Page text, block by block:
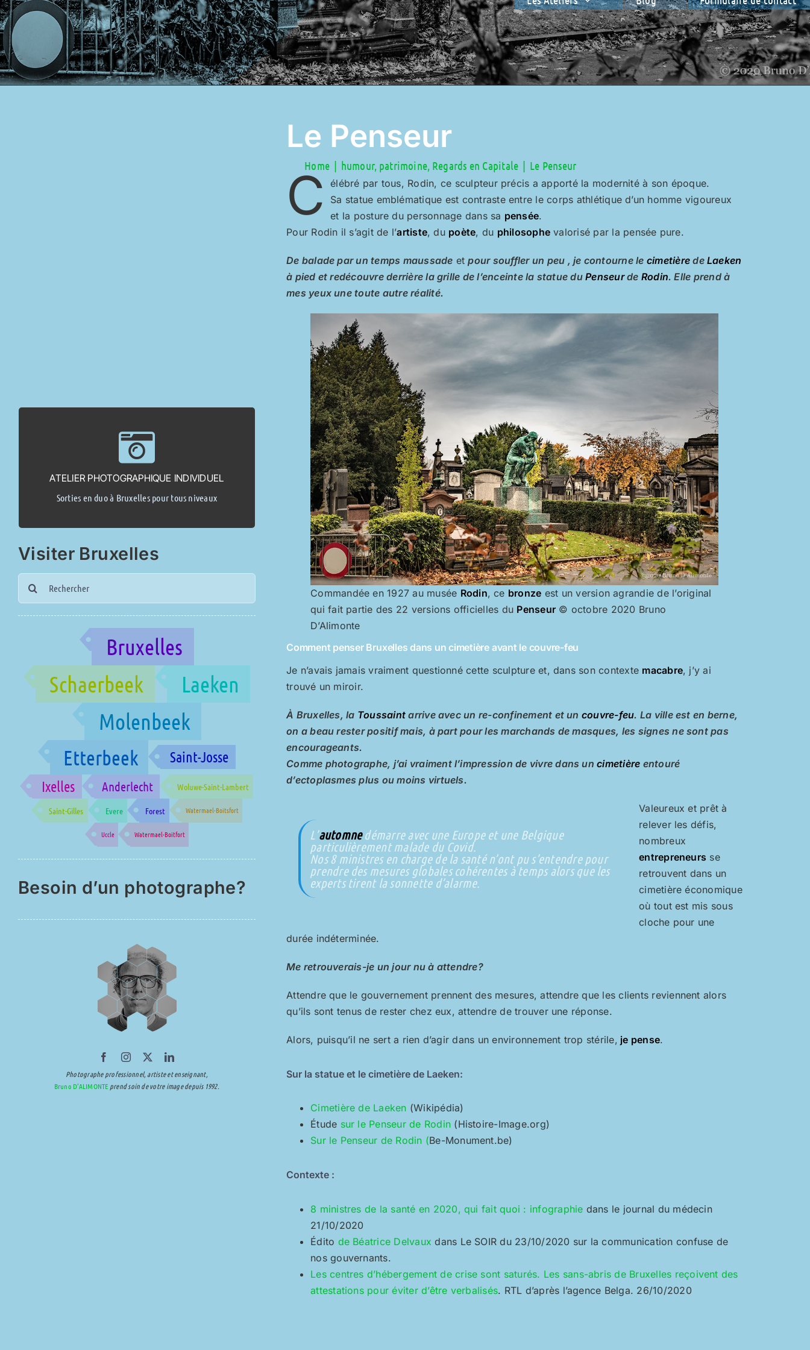
ATELIER PHOTOGRAPHIQUE INDIVIDUEL
Sorties en duo à Bruxelles pour tous niveaux
Dès 125,00 €
(2 pers. max).
> Demande d’info <
Visiter Bruxelles
Bruxelles
Schaerbeek
Laeken
Molenbeek
Etterbeek
Saint-Josse
Ixelles
Anderlecht Woluwe-Saint-Lambert
Saint-Gilles Evere Forest Watermael-Boitsfort
Uccle Watermael-Boitfort
Besoin d’un photographe?
Photographe professionnel, artiste et enseignant,
Bruno D’ALIMONTE prend soin de votre image depuis 1992.
Le Penseur
Home humour patrimoine Regards en Capitale Le Penseur
C
élébré par tous, Rodin, ce sculpteur précis a apporté la modernité à son époque.
Sa statue emblématique est contraste entre le corps athlétique d’un homme vigoureux
et la posture du personnage dans sa pensée.
Pour Rodin il s’agit de l’artiste, du poète, du philosophe valorisé par la pensée pure.
De baladepar un temps maussade etpour souffler un peu , je contourne le cimetière de Laeken
à pied et redécouvre derrière la grille de l’enceinte la statue duPenseurde Rodin. Elle prend à
mes yeux une toute autre réalité.
Commandée en 1927 au musée Rodin, ce bronze est un version agrandie de l’original
qui fait partie des 22 versions officielles du Penseur © octobre 2020 Bruno
D’Alimonte
Comment penser Bruxelles dans un cimetière avant le couvre-feu
Je n’avais jamais vraiment questionné cette sculpture et, dans son contexte macabre, j’y ai
trouvé un miroir.
À Bruxelles, la Toussaint arrive avec un re-confinement et un couvre-feu. La ville est en berne,
on a beau rester positif mais, à part pour les marchands de masques, les signes ne sont pas
encourageants.
Comme photographe, j’ai vraiment l’impression de vivre dans uncimetière entouré
d’ectoplasmes plus ou moins virtuels.
L’automnedémarre avec une Europe et une Belgique
particulièrement malade du Covid.
Nos 8 ministres en charge de la santé n’ont pu s’entendre pour
prendre des mesures globales cohérentes à temps alors que les
experts tirent la sonnette d’alarme.
Valeureux et prêt à
relever les défis,
nombreux
entrepreneurs se
retrouvent dans un
cimetière économique
où tout est mis sous
cloche pour une
durée indéterminée.
Me retrouverais-je un jour nu à attendre?
Attendre que le gouvernement prennent des mesures, attendre que les clients reviennent alors
qu’ils sont tenus de rester chez eux, attendre de trouver une réponse.
Alors, puisqu’il ne sert a rien d’agir dans un environnement trop stérile, je pense.
Sur la statue et le cimetière de Laeken:
Cimetière de Laeken (Wikipédia)
Étude sur le Penseur de Rodin (Histoire-Image.org)
Sur le Penseur de Rodin (Be-Monument.be)
Contexte :
8 ministres de la santé en 2020, qui fait quoi : infographie dans le journal du médecin
21/10/2020
Édito de Béatrice Delvaux dans Le SOIR du 23/10/2020 sur la communication confuse de
nos gouvernants.
Les centres d’hébergement de crise sont saturés. Les sans-abris de Bruxelles reçoivent des
attestations pour éviter d’être verbalisés. RTL d’après l’agence Belga. 26/10/2020